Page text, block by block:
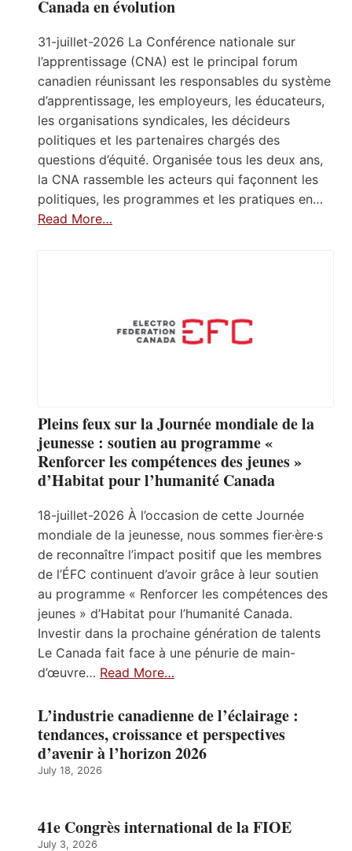
Canada en évolution
31-juillet-2026 La Conférence nationale sur
l’apprentissage (CNA) est le principal forum
canadien réunissant les responsables du système
d’apprentissage, les employeurs, les éducateurs,
les organisations syndicales, les décideurs
politiques et les partenaires chargés des
questions d’équité. Organisée tous les deux ans,
la CNA rassemble les acteurs qui façonnent les
politiques, les programmes et les pratiques en…
Read More…
Pleins feux sur la Journée mondiale de la
jeunesse : soutien au programme «
Renforcer les compétences des jeunes »
d’Habitat pour l’humanité Canada
18-juillet-2026 À l’occasion de cette Journée
mondiale de la jeunesse, nous sommes fier·ère·s
de reconnaître l’impact positif que les membres
de l’ÉFC continuent d’avoir grâce à leur soutien
au programme « Renforcer les compétences des
jeunes » d’Habitat pour l’humanité Canada.
Investir dans la prochaine génération de talents
Le Canada fait face à une pénurie de main-
d’œuvre… Read More…
L’industrie canadienne de l’éclairage :
tendances, croissance et perspectives
d’avenir à l’horizon 2026
July 18, 2026
41e Congrès international de la FIOE
July 3, 2026